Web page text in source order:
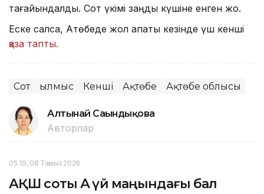
тағайындалды. Сот үкімі заңды күшіне енген жоқ.
Еске салсақ, Ақтөбеде жол апаты кезінде үш кенші
қаза тапты.
Сот Қылмыс Кенші Ақтөбе Ақтөбе облысы
Алтынай Сағындықова
Авторлар
05:19, 08 Тамыз 2026
АҚШ соты Ақ үй маңындағы бал